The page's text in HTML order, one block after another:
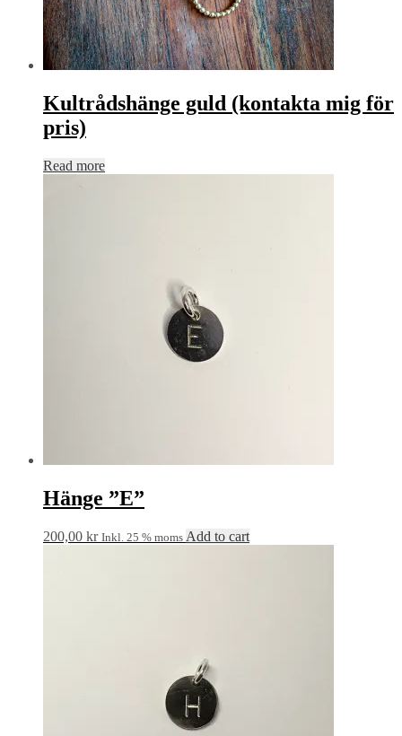
Kultrådshänge guld (kontakta mig för
pris)
Read more
Hänge ”E”
200,00 kr Inkl. 25 % moms Add to cart